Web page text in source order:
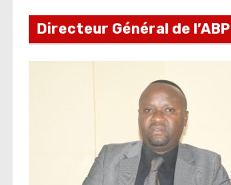
Directeur Général de l’ABP